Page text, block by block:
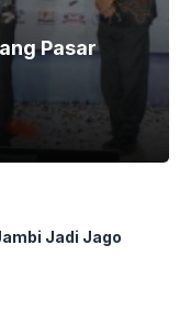
Pasar
Jadi Jago